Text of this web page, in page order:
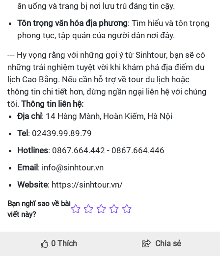
ăn uống và trang bị nơi lưu trú đáng tin cậy.
Tôn trọng văn hóa địa phương: Tìm hiểu và tôn trọng
phong tục, tập quán của người dân nơi đây.
--- Hy vọng rằng với những gợi ý từ Sinhtour, bạn sẽ có
những trải nghiệm tuyệt vời khi khám phá địa điểm du
lịch Cao Bằng. Nếu cần hỗ trợ về tour du lịch hoặc
thông tin chi tiết hơn, đừng ngần ngại liên hệ với chúng
tôi. Thông tin liên hệ:
Địa chỉ: 14 Hàng Mành, Hoàn Kiếm, Hà Nội
Tel: 02439.99.89.79
Hotlines: 0867.664.442 - 0867.664.446
Email: info@sinhtour.vn
Website: https://sinhtour.vn/
Bạn nghĩ sao về bài
viết này?
0 Thích Chia sẻ